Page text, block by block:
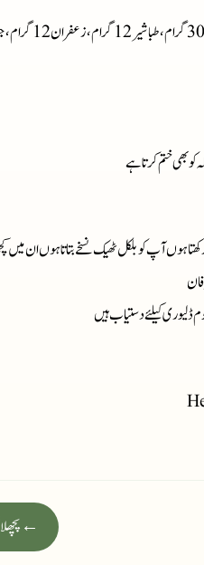
: جدوار خطائی 30 گرام، رب السوس 30 گرام، صمغ عربی 30
کو بھی ختم کرتا ہے
ہوں آپ کو بلکل ٹھیک نسخے بتاتا ہوں ان میں
ڈلیوری کیلئے دستیاب ہیں
← پچھلا